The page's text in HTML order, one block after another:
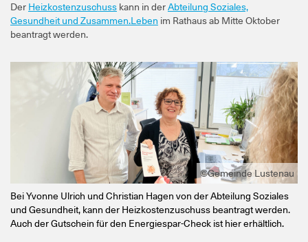
Der Heizkostenzuschuss kann in derAbteilung Soziales,
Gesundheit und Zusammen.Leben im Rathaus ab Mitte Oktober
beantragt werden.
©Gemeinde Lustenau
Bei Yvonne Ulrich und Christian Hagen von der Abteilung Soziales
und Gesundheit, kann der Heizkostenzuschuss beantragt werden.
Auch der Gutschein für den Energiespar-Check ist hier erhältlich.